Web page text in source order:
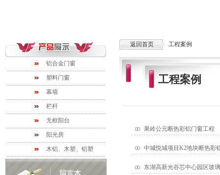
铝合金门窗
塑料门窗
幕墙
栏杆
无框阳台
阳光房
木铝、木塑、铝塑
返回首页 工程案例
工程案例
果岭公元断热彩铝门窗工程
中城悦城项目K2地块断热彩
东湖高新光谷芯中心园区玻